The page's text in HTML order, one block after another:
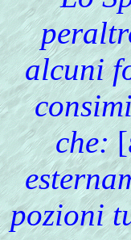
alcuni
che:
pozioni